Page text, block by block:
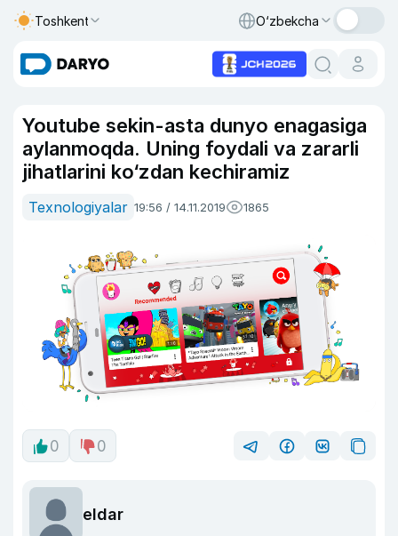
Toshkent O‘zbekcha
Youtube sekin-asta dunyo enagasiga
aylanmoqda. Uning foydali va zararli
jihatlarini ko‘zdan kechiramiz
Texnologiyalar 19:56 / 14.11.2019 1865
0 0
eldar